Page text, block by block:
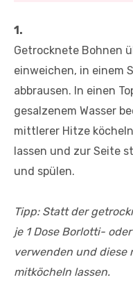
1.
Getrocknete Bohnen
einweichen, in einem
abbrausen. In einen
gesalzenem Wasser
mittlerer Hitze
lassen und zur Seite
und spülen.
Tipp: Statt der
je 1 Dose Borlotti-
verwenden und
mitköcheln lassen.